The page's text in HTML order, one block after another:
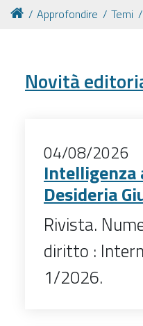
Collezioni
Prenotazione spazi
Approfondire Temi
Novità
04/08/2026
Desideria
Rivista.
diritto :
1/2026.